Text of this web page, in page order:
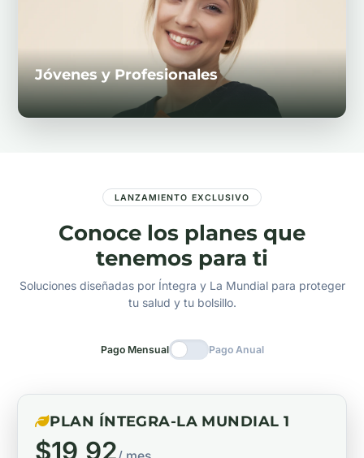
Jóvenes y Profesionales
LANZAMIENTO EXCLUSIVO
Conoce los planes que
tenemos para ti
Soluciones diseñadas por Íntegra y La Mundial para proteger
tu salud y tu bolsillo.
Pago Mensual Pago Anual
PLAN ÍNTEGRA-LA MUNDIAL 1
$19,92